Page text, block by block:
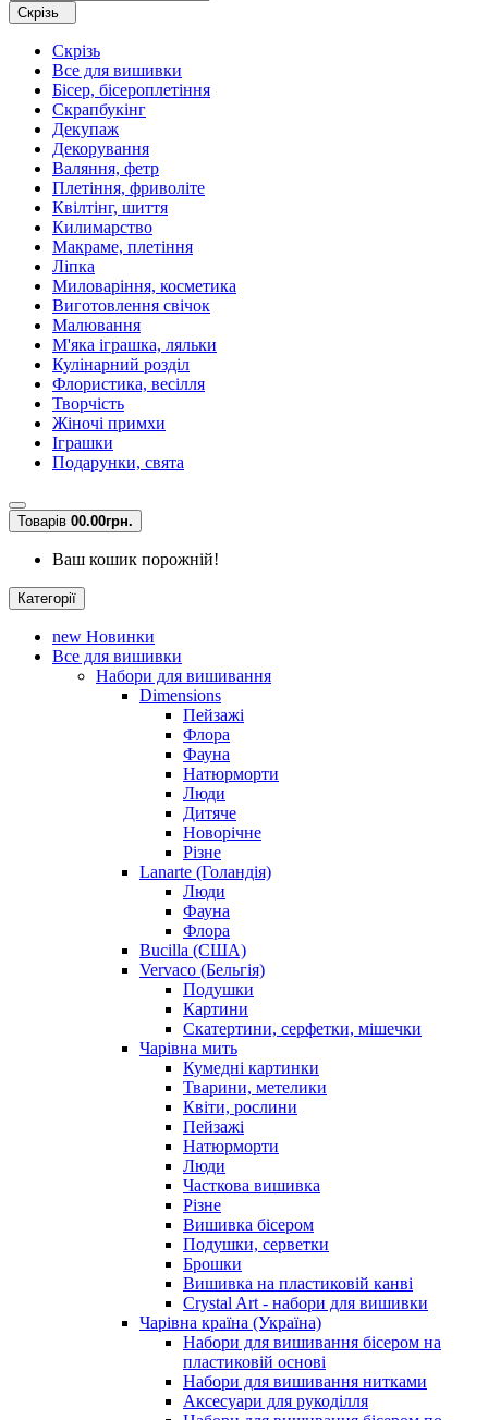
Скрізь
Скрізь
Все для вишивки
Бісер, бісероплетіння
Скрапбукінг
Декупаж
Декорування
Валяння, фетр
Плетіння, фриволіте
Квілтінг, шиття
Килимарство
Макраме, плетіння
Ліпка
Миловаріння, косметика
Виготовлення свічок
Малювання
М'яка іграшка, ляльки
Кулінарний розділ
Флористика, весілля
Творчість
Жіночі примхи
Іграшки
Подарунки, свята
Товарів 00.00грн.
Ваш кошик порожній!
Категорії
new Новинки
Все для вишивки
Набори для вишивання
Dimensions
Пейзажі
Флора
Фауна
Натюрморти
Люди
Дитяче
Новорічне
Різне
Lanarte (Голандія)
Люди
Фауна
Флора
Bucilla (США)
Vervaco (Бельгія)
Подушки
Картини
Скатертини, серфетки, мішечки
Чарiвна мить
Кумедні картинки
Тварини, метелики
Квіти, рослини
Пейзажі
Натюрморти
Люди
Часткова вишивка
Різне
Вишивка бісером
Подушки, серветки
Брошки
Вишивка на пластиковій канві
Crystal Art - набори для вишивки
Чарівна країна (Україна)
Набори для вишивання бісером на
пластиковій основі
Набори для вишивання нитками
Аксесуари для рукоділля